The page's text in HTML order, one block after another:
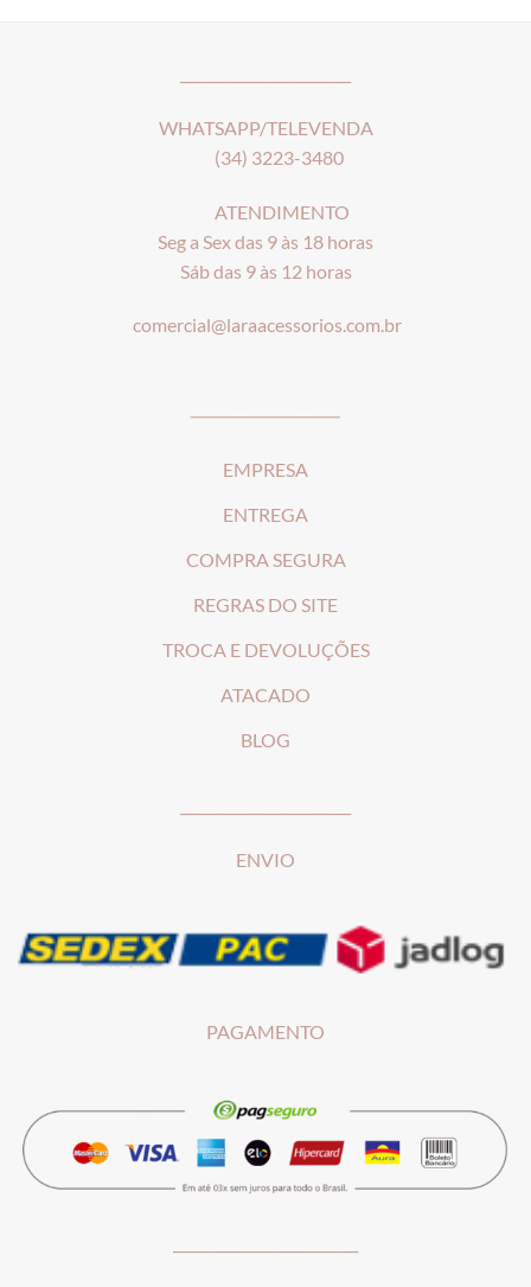
WHATSAPP/TELEVENDA
(34) 3223-3480
ATENDIMENTO
Seg a Sex das 9 às 18 horas
Sáb das 9 às 12 horas
comercial@laraacessorios.com.br
EMPRESA
ENTREGA
COMPRA SEGURA
REGRAS DO SITE
TROCA E DEVOLUÇÕES
ATACADO
BLOG
ENVIO
PAGAMENTO